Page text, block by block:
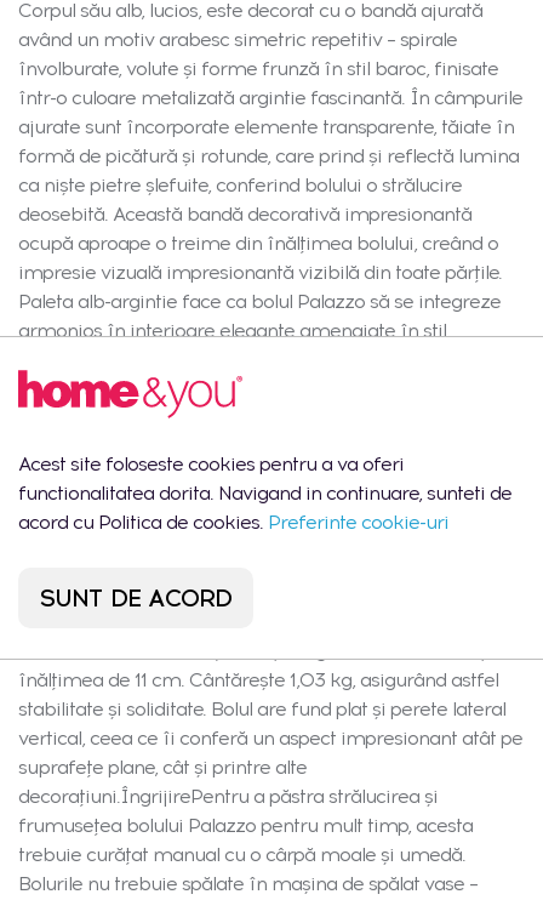
Corpul său alb, lucios, este decorat cu o bandă ajurată
având un motiv arabesc simetric repetitiv – spirale
învolburate, volute și forme frunză în stil baroc, finisate
într-o culoare metalizată argintie fascinantă. În câmpurile
ajurate sunt încorporate elemente transparente, tăiate în
formă de picătură și rotunde, care prind și reflectă lumina
ca niște pietre șlefuite, conferind bolului o strălucire
deosebită. Această bandă decorativă impresionantă
ocupă aproape o treime din înălțimea bolului, creând o
impresie vizuală impresionantă vizibilă din toate părțile.
Paleta alb-argintie face ca bolul Palazzo să se integreze
armonios în interioare elegante amenajate în stil
și dormitoare clasice, unde contează fiecare detaliu. Bolul
Palazzo este potrivit ca o decorație impresionantă pentru
accent decorativ de sine stătător sau parte a unei
compoziții mai mari cu alte obiecte din seria Palazzo. Este
de asemenea un cadou gândit și elegant pentru o
decorațiuni luxoase pentru casă.Caracteristici și
înălțimea de 11 cm. Cântărește 1,03 kg, asigurând astfel
stabilitate și soliditate. Bolul are fund plat și perete lateral
vertical, ceea ce îi conferă un aspect impresionant atât pe
suprafețe plane, cât și printre alte
decorațiuni.ÎngrijirePentru a păstra strălucirea și
frumusețea bolului Palazzo pentru mult timp, acesta
trebuie curățat manual cu o cârpă moale și umedă.
Bolurile nu trebuie spălate în mașina de spălat vase –
Acest site foloseste cookies pentru a va oferi
functionalitatea dorita. Navigand in continuare, sunteti de
acord cu Politica de cookies. Preferinte cookie-uri
SUNT DE ACORD